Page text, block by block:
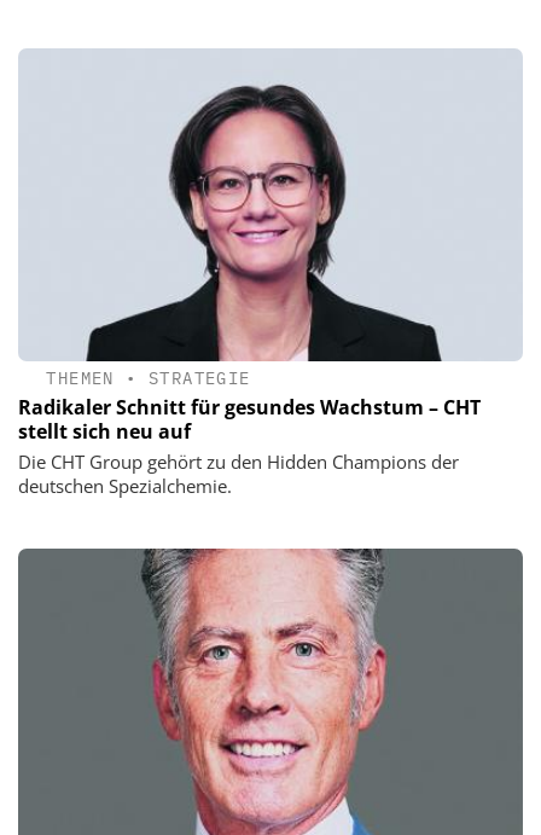
THEMEN • STRATEGIE
Radikaler Schnitt für gesundes Wachstum – CHT
stellt sich neu auf
Die CHT Group gehört zu den Hidden Champions der
deutschen Spezialchemie.